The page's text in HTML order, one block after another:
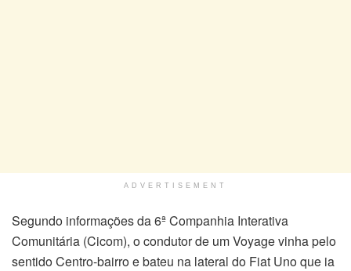
ADVERTISEMENT
Segundo informações da 6ª Companhia Interativa
Comunitária (Cicom), o condutor de um Voyage vinha pelo
sentido Centro-bairro e bateu na lateral do Fiat Uno que ia